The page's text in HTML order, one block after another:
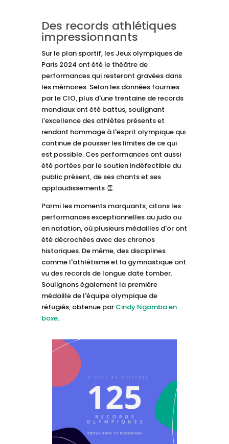
Des records athlétiques
impressionnants
Sur le plan sportif, les Jeux olympiques de
Paris 2024 ont été le théâtre de
performances qui resteront gravées dans
les mémoires. Selon les données fournies
par le CIO, plus d'une trentaine de records
mondiaux ont été battus, soulignant
l'excellence des athlètes présents et
rendant hommage à l'esprit olympique qui
continue de pousser les limites de ce qui
est possible. Ces performances ont aussi
été portées par le soutien indéfectible du
public présent, de ses chants et ses
applaudissements 👏.
Parmi les moments marquants, citons les
performances exceptionnelles au judo ou
en natation, où plusieurs médailles d'or ont
été décrochées avec des chronos
historiques. De même, des disciplines
comme l'athlétisme et la gymnastique ont
vu des records de longue date tomber.
Soulignons également la première
médaille de l'équipe olympique de
réfugiés, obtenue par Cindy Ngamba en
boxe.